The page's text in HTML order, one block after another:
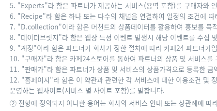
5. "Experts"라 함은 파트너가 제공하는 서비스(용역 포함)를 구매자와
6. "Recipe"라 함은 하나 또는 다수의 채널을 연결하여 일정의 조건에 따
7. "D.collection"이라 함은 머천트의 상품데이터를 활용하여 홍보를 목
8. "데이터브릿지"라 함은 웹상 특정 이벤트 발생시 해당 이벤트를 수집
9. "계정"이라 함은 파트너가 회사가 정한 절차에 따라 카페24 파트너가
10. "구매자"라 함은 카페24스토어를 통하여 파트너의 상품 및 서비스를
11. "판매가"라 함은 파트너가 상품 및 서비스의 상품가격으로 등록한 금
12. "홈페이지"라 함은 이 약관과 관련한 각 서비스에 대한 이용조건 및
운영하는 웹사이트(서비스 별 사이트 포함)를 말합니다.
② 전항에 정의되지 아니한 용어는 회사의 서비스 안내 또는 상관례에 따